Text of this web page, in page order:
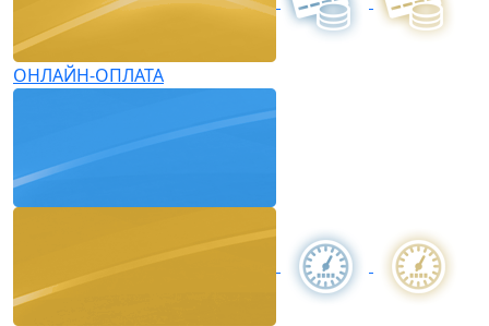
ОНЛАЙН-ОПЛАТА